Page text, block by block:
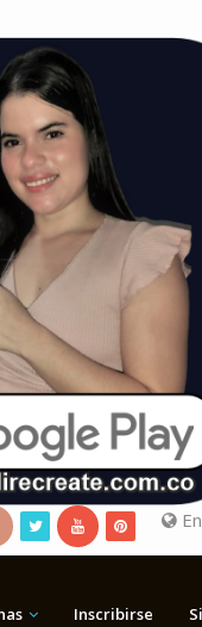
Inscribirse